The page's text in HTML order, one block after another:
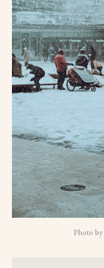
Photo by